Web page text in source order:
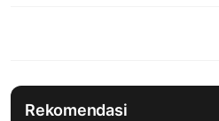
Rekomendasi